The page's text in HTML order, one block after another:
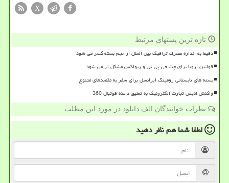
X
تازه ترین پستهای مرتبط
دقیقا به اندازه مصرف ترافیک بین الملل از حجم بسته کسر می شود
قوانین اروپا برای چت جی پی تی و ربولکس مشکل تر می شود
بسته های تابستانی رومینگ ایرانسل برای سفر به مقصدهای متنوع
واکنش انجمن تجارت الکترونیک به تعلیق دامنه فوتبال 360
نظرات خوانندگان الف دانلود در مورد این مطلب
لطفا شما همنظر دهید